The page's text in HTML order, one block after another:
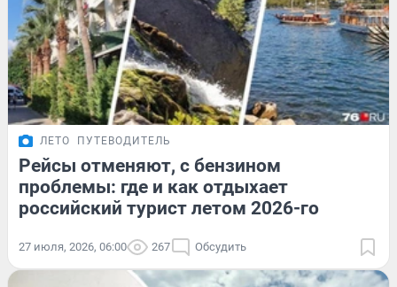
ЛЕТО ПУТЕВОДИТЕЛЬ
Рейсы отменяют, с бензином
проблемы: где и как отдыхает
российский турист летом 2026-го
27 июля, 2026, 06:00 267 Обсудить